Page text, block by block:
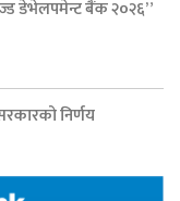
डेभेलपमेन्ट बैंक २०२६”
निर्णय